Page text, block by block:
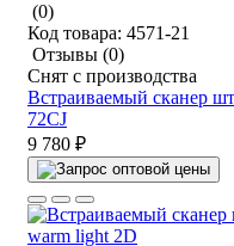
(0)
Код товара: 4571-21
Отзывы (0)
Снят с производства
Встраиваемый сканер
72CJ
9 780 ₽